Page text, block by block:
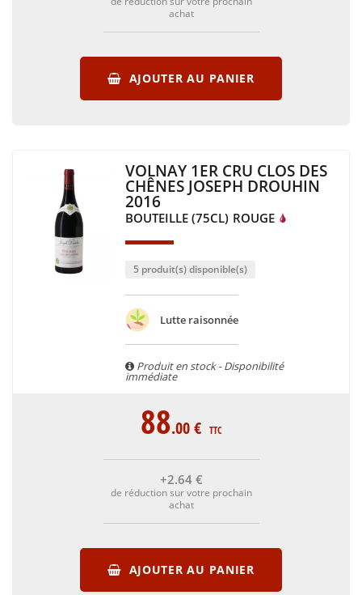
achat
AJOUTER AU PANIER
VOLNAY 1ER CRU CLOS DES
CHÊNES JOSEPH DROUHIN
2016
BOUTEILLE (75CL) ROUGE
5 produit(s) disponible(s)
Lutte raisonnée
Produit en stock - Disponibilité
immédiate
88.00€ TTC
+2.64 €
de réduction sur votre prochain
achat
AJOUTER AU PANIER